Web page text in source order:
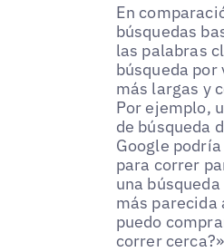
En
búsquedas
las palabras
búsqueda por
más largas y
Por ejemplo,
de búsqueda
Google
para correr
una
más parecida
puedo
correr cerca?»